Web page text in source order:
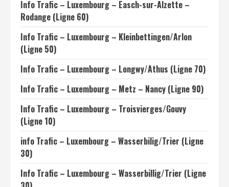
Info Trafic – Luxembourg – Easch-sur-Alzette –
Rodange (Ligne 60)
Info Trafic – Luxembourg – Kleinbettingen/Arlon
(Ligne 50)
Info Trafic – Luxembourg – Longwy/Athus (Ligne 70)
Info Trafic – Luxembourg – Metz – Nancy (Ligne 90)
Info Trafic – Luxembourg – Troisvierges/Gouvy
(Ligne 10)
info Trafic – Luxembourg – Wasserbilig/Trier (Ligne
30)
Info Trafic – Luxembourg – Wasserbillig/Trier (Ligne